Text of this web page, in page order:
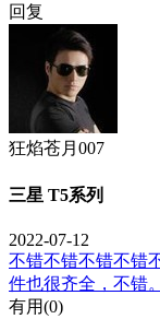
回复
狂焰苍月007
三星 T5系列
2022-07-12
不错不错不错不错
件也很齐全，不错。
有用(0)